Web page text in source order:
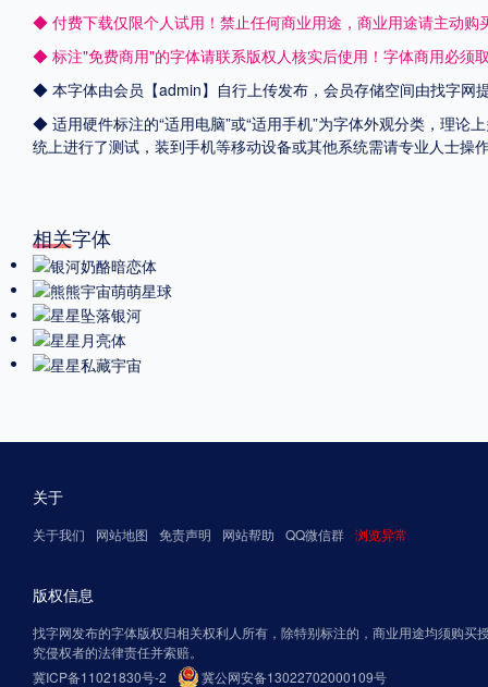
◆ 付费下载仅限个人试用！禁止任何商业用途，商业用途请主动购
◆ 标注"免费商用"的字体请联系版权人核实后使用！字体商用必须
◆ 本字体由会员【admin】自行上传发布，会员存储空间由找字网
◆ 适用硬件标注的“适用电脑”或“适用手机”为字体外观分类，理论
统上进行了测试，装到手机等移动设备或其他系统需请专业人士
相关字体
关于
关于我们 网站地图 免责声明 网站帮助 QQ微信群 浏览异常
版权信息
找字网发布的字体版权归相关权利人所有，除特别标注的，商业用途均须购买
究侵权者的法律责任并索赔。
冀ICP备11021830号-2
冀公网安备13022702000109号